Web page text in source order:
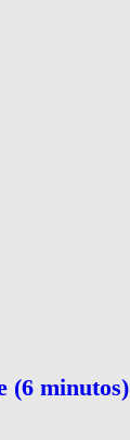
(6 minutos)